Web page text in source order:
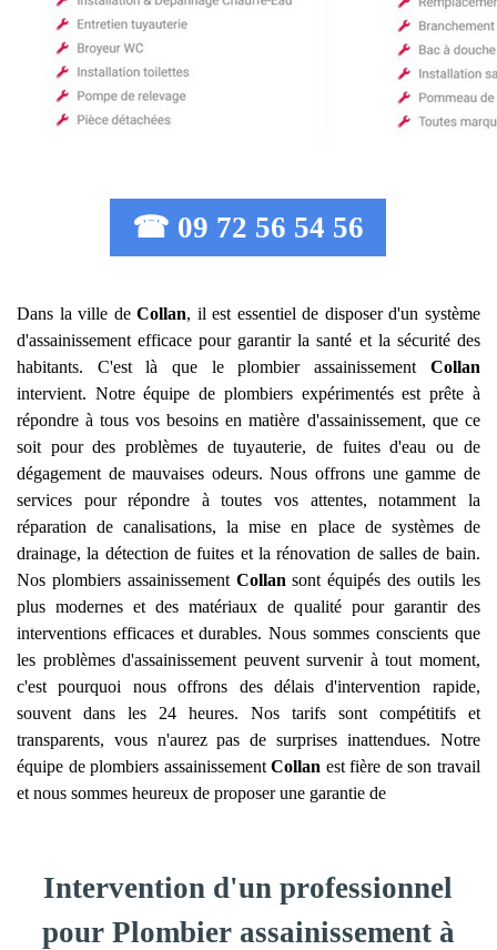
☎ 09 72 56 54 56
Dans la ville deCollan, il est essentiel de disposer d'un système
d'assainissement efficace pour garantir la santé et la sécurité des
habitants. C'est là que le plombier assainissement Collan
intervient. Notre équipe de plombiers expérimentés est prête à
répondre à tous vos besoins en matière d'assainissement, que ce
soit pour des problèmes de tuyauterie, de fuites d'eau ou de
dégagement de mauvaises odeurs. Nous offrons une gamme de
services pour répondre à toutes vos attentes, notamment la
réparation de canalisations, la mise en place de systèmes de
drainage, la détection de fuites et la rénovation de salles de bain.
Nos plombiers assainissement Collan sont équipés des outils les
plus modernes et des matériaux de qualité pour garantir des
interventions efficaces et durables. Nous sommes conscients que
les problèmes d'assainissement peuvent survenir à tout moment,
c'est pourquoi nous offrons des délais d'intervention rapide,
souvent dans les 24 heures. Nos tarifs sont compétitifs et
transparents, vous n'aurez pas de surprises inattendues. Notre
équipe de plombiers assainissementCollan est fière de son travail
et nous sommes heureux de proposer une garantie de
Intervention d'un professionnel
pour Plombier assainissement à